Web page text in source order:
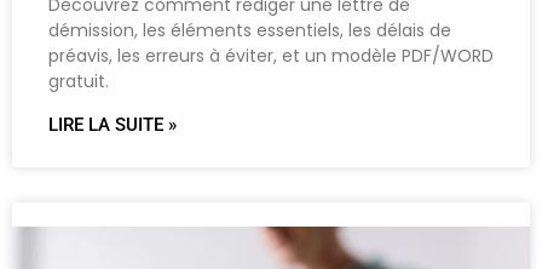
Découvrez comment rédiger une lettre de
démission, les éléments essentiels, les délais de
préavis, les erreurs à éviter, et un modèle PDF/WORD
gratuit.
LIRE LA SUITE »